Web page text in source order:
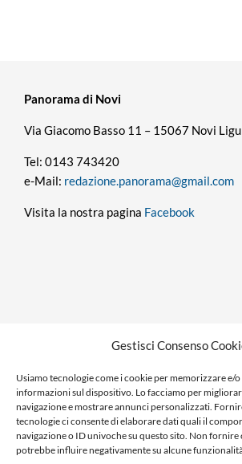
Gestisci Consenso
Usiamo tecnologie come i cookie per memorizzare e/o
informazioni sul dispositivo. Lo facciamo per
navigazione e mostrare annunci personalizzati.
tecnologie ci consente di elaborare dati quali il
navigazione o ID univoche su questo sito. Non
potrebbe influire negativamente su alcune
Panorama di Novi
Via Giacomo Basso 11 – 15067 Novi
Tel: 0143 743420
e-Mail: redazione.panorama@gmail.com
Visita la nostra pagina Facebook
Ragione sociale: Panorama S.r.l.
C.F. / P.IVA: 01058470061
N. REA: AL-138981
Capitale Versato € 10.000,00